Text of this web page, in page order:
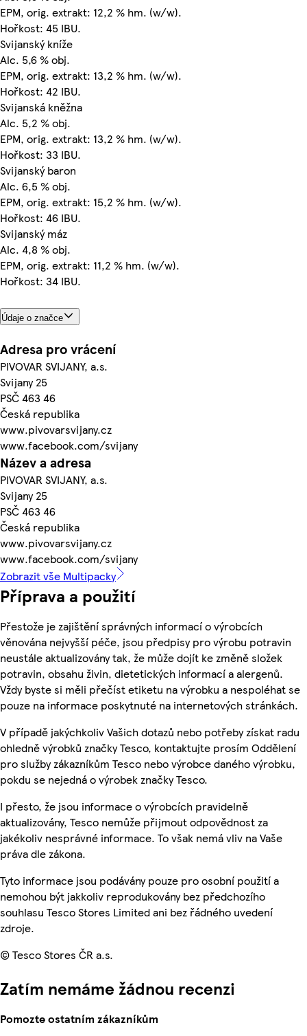
EPM, orig. extrakt: 12,2 % hm. (w/w).
Hořkost: 45 IBU.
Svijanský kníže
Alc. 5,6 % obj.
EPM, orig. extrakt: 13,2 % hm. (w/w).
Hořkost: 42 IBU.
Svijanská kněžna
Alc. 5,2 % obj.
EPM, orig. extrakt: 13,2 % hm. (w/w).
Hořkost: 33 IBU.
Svijanský baron
Alc. 6,5 % obj.
EPM, orig. extrakt: 15,2 % hm. (w/w).
Hořkost: 46 IBU.
Svijanský máz
Alc. 4,8 % obj.
EPM, orig. extrakt: 11,2 % hm. (w/w).
Hořkost: 34 IBU.
Údaje o značce
Adresa pro vrácení
PIVOVAR SVIJANY, a.s.
Svijany 25
PSČ 463 46
Česká republika
www.pivovarsvijany.cz
www.facebook.com/svijany
Název a adresa
PIVOVAR SVIJANY, a.s.
Svijany 25
PSČ 463 46
Česká republika
www.pivovarsvijany.cz
www.facebook.com/svijany
Zobrazit vše Multipacky
Příprava a použití
Přestože je zajištění správných informací o výrobcích
věnována nejvyšší péče, jsou předpisy pro výrobu potravin
neustále aktualizovány tak, že může dojít ke změně složek
potravin, obsahu živin, dietetických informací a alergenů.
Vždy byste si měli přečíst etiketu na výrobku a nespoléhat se
pouze na informace poskytnuté na internetových stránkách.
V případě jakýchkoliv Vašich dotazů nebo potřeby získat radu
ohledně výrobků značky Tesco, kontaktujte prosím Oddělení
pro služby zákazníkům Tesco nebo výrobce daného výrobku,
pokdu se nejedná o výrobek značky Tesco.
I přesto, že jsou informace o výrobcích pravidelně
aktualizovány, Tesco nemůže přijmout odpovědnost za
jakékoliv nesprávné informace. To však nemá vliv na Vaše
práva dle zákona.
Tyto informace jsou podávány pouze pro osobní použití a
nemohou být jakkoliv reprodukovány bez předchozího
souhlasu Tesco Stores Limited ani bez řádného uvedení
zdroje.
© Tesco Stores ČR a.s.
Zatím nemáme žádnou recenzi
Pomozte ostatním zákazníkům